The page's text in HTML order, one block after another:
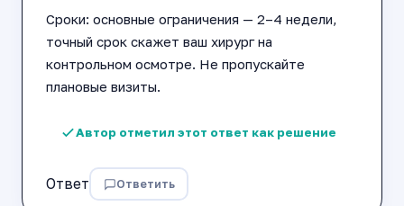
Сроки: основные ограничения — 2–4 недели,
точный срок скажет ваш хирург на
контрольном осмотре. Не пропускайте
плановые визиты.
Автор отметил этот ответ как решение
Ответ Ответить